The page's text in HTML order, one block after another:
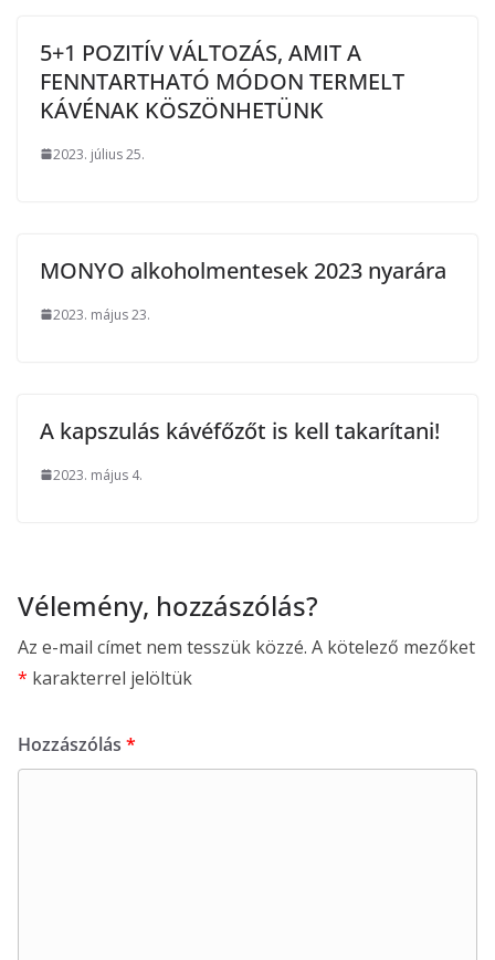
5+1 POZITÍV VÁLTOZÁS, AMIT A
FENNTARTHATÓ MÓDON TERMELT
KÁVÉNAK KÖSZÖNHETÜNK
2023. július 25.
MONYO alkoholmentesek 2023 nyarára
2023. május 23.
A kapszulás kávéfőzőt is kell takarítani!
2023. május 4.
Vélemény, hozzászólás?
Az e-mail címet nem tesszük közzé. A kötelező mezőket
* karakterrel jelöltük
Hozzászólás *